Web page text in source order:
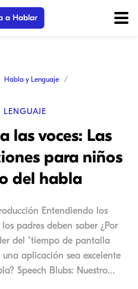
a Hablar
Habla y Lenguaje
las voces: Las
para niños
del habla
Entendiendo los
padres deben saber ¿Por
del "tiempo de pantalla
aplicación sea excelente
Speech Blubs: Nuestro...